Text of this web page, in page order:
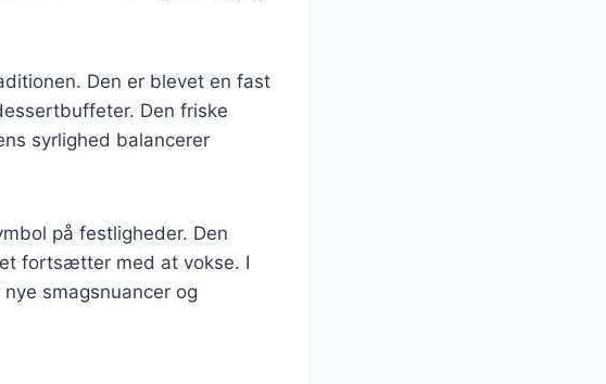
Den er blevet en fast
Den friske
syrlighed balancerer
på festligheder. Den
fortsætter med at vokse. I
smagsnuancer og